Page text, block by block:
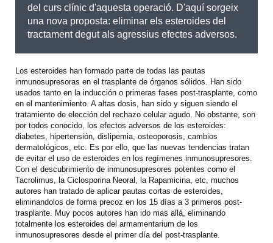
del curs clínic d'aquesta operació. D'aquí sorgeix
una nova proposta: eliminar els esteroides del
tractament degut als agressius efectes adversos.
Los esteroides han formado parte de todas las pautas
inmunosupresoras en el trasplante de órganos sólidos. Han sido
usados tanto en la inducción o primeras fases post-trasplante, como
en el mantenimiento. A altas dosis, han sido y siguen siendo el
tratamiento de elección del rechazo celular agudo. No obstante, son
por todos conocido, los efectos adversos de los esteroides:
diabetes, hipertensión, dislipemia, osteoporosis, cambios
dermatológicos, etc. Es por ello, que las nuevas tendencias tratan
de evitar el uso de esteroides en los regímenes inmunosupresores.
Con el descubrimiento de inmunosupresores potentes como el
Tacrolimus, la Ciclosporina Neoral, la Rapamicina, etc, muchos
autores han tratado de aplicar pautas cortas de esteroides,
eliminandolos de forma precoz en los 15 días a 3 primeros post-
trasplante. Muy pocos autores han ido mas allá, eliminando
totalmente los esteroides del armamentarium de los
inmunosupresores desde el primer día del post-trasplante.